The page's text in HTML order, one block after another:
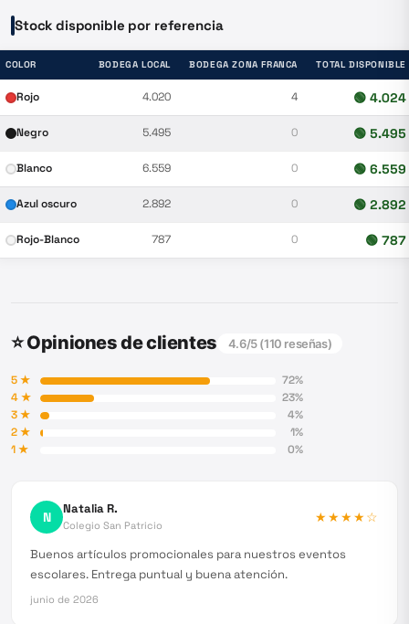
Stock disponible por referencia
COLOR BODEGA LOCAL BODEGA ZONA FRANCA TOTAL DISPONIBLE
Rojo 4.020 4 🟢 4.024
Negro 5.495 0 🟢 5.495
Blanco 6.559 0 🟢 6.559
Azul oscuro 2.892 0 🟢 2.892
Rojo-Blanco 787 0 🟢 787
⭐ Opiniones de clientes 4.6/5 (110 reseñas)
5★ 72%
4★ 23%
3★ 4%
2★ 1%
1★ 0%
N Natalia R.
Colegio San Patricio
★★★★☆
Buenos artículos promocionales para nuestros eventos
escolares. Entrega puntual y buena atención.
junio de 2026